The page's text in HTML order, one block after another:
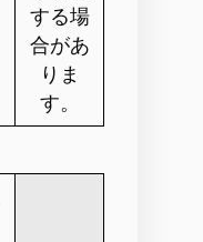
する場
合があ
りま
す。